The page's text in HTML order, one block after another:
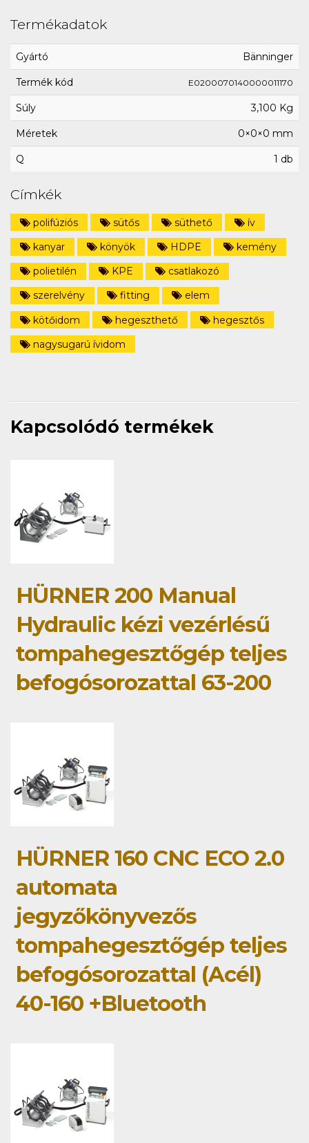
Termékadatok
Gyártó Bänninger
Termék kód E0200070140000011170
Súly 3,100 Kg
Méretek 0×0×0 mm
Q 1 db
Címkék
polifúziós sütős süthető
ív
kanyar
könyök HDPE
kemény
polietilén
KPE
csatlakozó
szerelvény
fitting
elem
kötőidom
hegeszthető
hegesztős
nagysugarú ívidom
Kapcsolódó termékek
HÜRNER 200 Manual
Hydraulic kézi vezérlésű
tompahegesztőgép teljes
befogósorozattal 63-200
HÜRNER 160 CNC ECO 2.0
automata
jegyzőkönyvezős
tompahegesztőgép teljes
befogósorozattal (Acél)
40-160 +Bluetooth